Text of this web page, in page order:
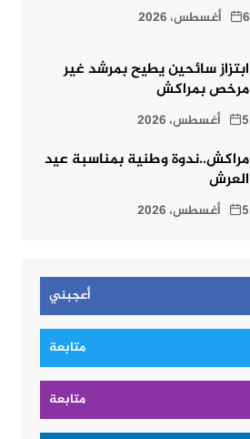
6 أغسطس، 2026
ابتزاز سائحين يطيح بمرشد غير
مرخص بمراكش
5 أغسطس، 2026
مراكش..ندوة وطنية بمناسبة عيد
العرش
5 أغسطس، 2026
أعجبني
متابعة
متابعة